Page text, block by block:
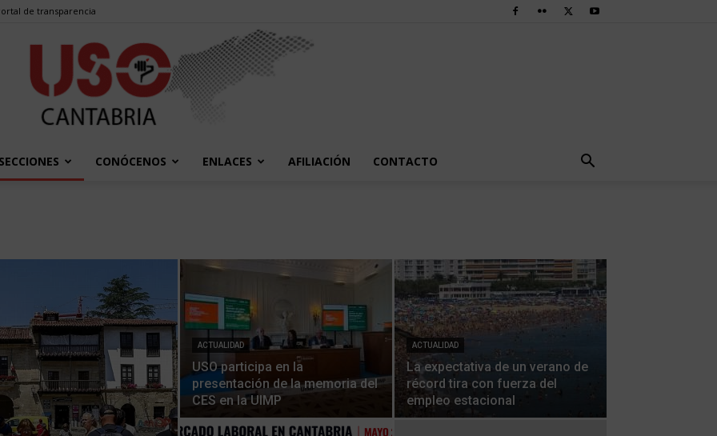
de transparencia
Cantabria
SECCIONES CONÓCENOS ENLACES AFILIACIÓN CONTACTO
ACTUALIDAD
USO participa en la
presentación de la memoria del
CES en la UIMP
ACTUALIDAD
La expectativa de un verano de
récord tira con fuerza del
empleo estacional